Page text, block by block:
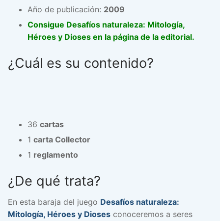
Año de publicación: 2009
Consigue Desafíos naturaleza: Mitología,
Héroes y Dioses en la página de la editorial.
¿Cuál es su contenido?
36 cartas
1 carta Collector
1 reglamento
¿De qué trata?
En esta baraja del juego Desafíos naturaleza:
Mitología, Héroes y Dioses conoceremos a seres